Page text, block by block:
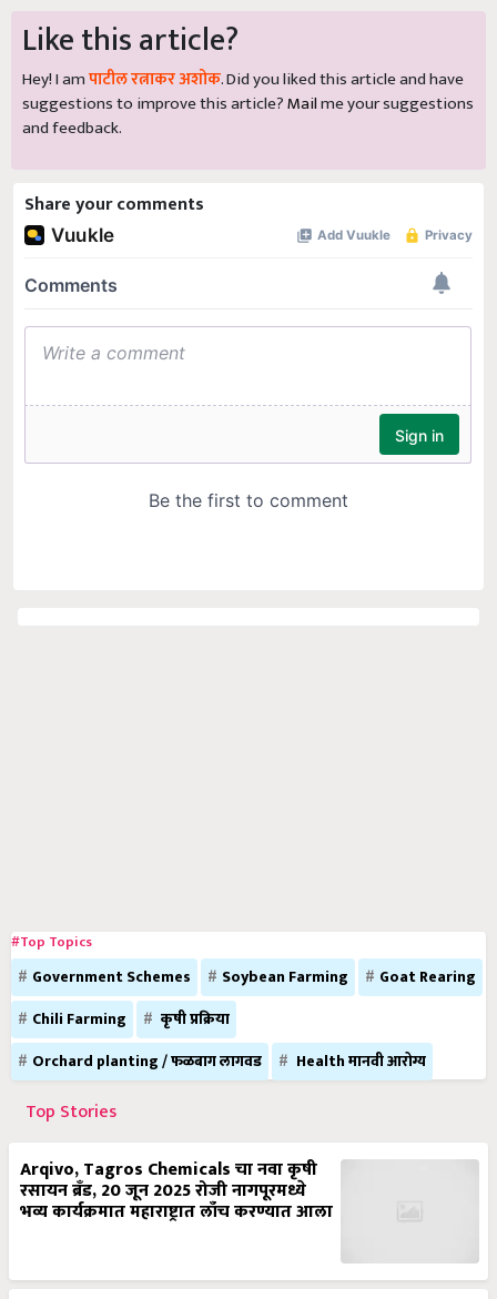
Like this article?
Hey! I amपाटील रत्नाकर अशोक. Did you liked this article and have
suggestions to improve this article?Mailme your suggestions
and feedback.
Share your comments
#Top Topics
Government Schemes Soybean Farming
Goat Rearing
Chili Farming
कृषी प्रक्रिया
Orchard planting / फळबाग लागवड
Health मानवी आरोग्य
Top Stories
Arqivo, Tagros Chemicals चा नवा कृषी
रसायन ब्रँड, 20 जून 2025 रोजी नागपूरमध्ये
भव्य कार्यक्रमात महाराष्ट्रात लाँच करण्यात आला